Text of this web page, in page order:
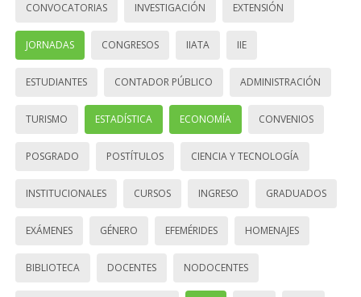
CONVOCATORIAS INVESTIGACIÓN EXTENSIÓN
JORNADAS CONGRESOS IIATA IIE
ESTUDIANTES CONTADOR PÚBLICO ADMINISTRACIÓN
TURISMO ESTADÍSTICA ECONOMÍA CONVENIOS
POSGRADO POSTÍTULOS CIENCIA Y TECNOLOGÍA
INSTITUCIONALES CURSOS INGRESO GRADUADOS
EXÁMENES GÉNERO EFEMÉRIDES HOMENAJES
BIBLIOTECA DOCENTES NODOCENTES